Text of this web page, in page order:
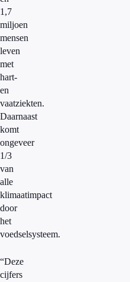
1,7
miljoen
mensen
leven
met
hart-
en
vaatziekten.
Daarnaast
komt
ongeveer
1/3
van
alle
klimaatimpact
door
het
voedselsysteem.
“Deze
cijfers